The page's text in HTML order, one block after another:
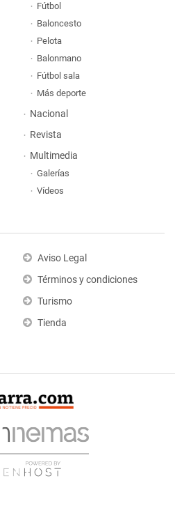
Fútbol
Baloncesto
Pelota
Balonmano
Fútbol sala
Más deporte
Nacional
Revista
Multimedia
Galerías
Vídeos
Aviso Legal
Términos y condiciones
Turismo
Tienda